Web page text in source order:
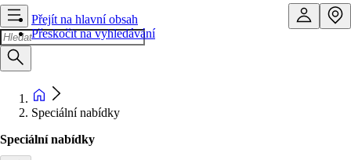
Přejít na hlavní obsah
Přeskočit na vyhledávání
Speciální nabídky
Speciální nabídky